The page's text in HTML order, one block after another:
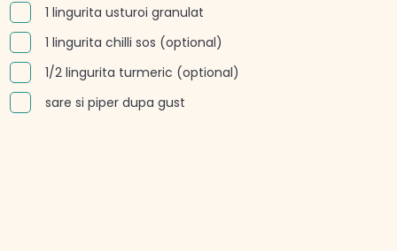
1 lingurita usturoi granulat
1 lingurita chilli sos (optional)
1/2 lingurita turmeric (optional)
sare si piper dupa gust